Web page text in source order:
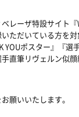
レーザ特設サイト『
ただいている方を
YOUポスター』『
直筆リヴェルン似
願いいたします。